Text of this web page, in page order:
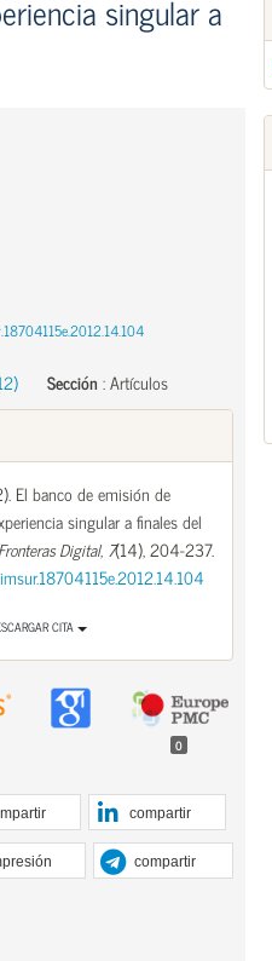
singular a
Sección :Artículos
El banco de emisión de
singular a finales del
Digital, 7(14), 204-237.
CITA
0
compartir
compartir